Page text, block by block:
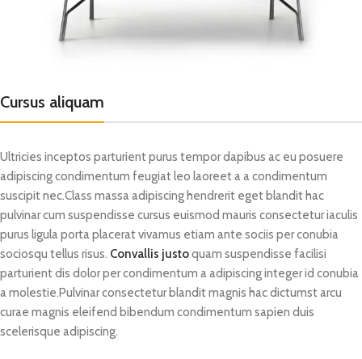
Cursus aliquam
Ultricies inceptos parturient purus tempor dapibus ac eu posuere
adipiscing condimentum feugiat leo laoreet a a condimentum
suscipit nec.Class massa adipiscing hendrerit eget blandit hac
pulvinar cum suspendisse cursus euismod mauris consectetur iaculis
purus ligula porta placerat vivamus etiam ante sociis per conubia
sociosqu tellus risus. Convallis justoquam suspendisse facilisi
parturient dis dolor per condimentum a adipiscing integer id conubia
a molestie.Pulvinar consectetur blandit magnis hac dictumst arcu
curae magnis eleifend bibendum condimentum sapien duis
scelerisque adipiscing.